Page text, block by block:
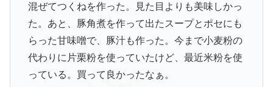
混ぜてつくねを作った。見た目よりも美味しかっ
た。あと、豚角煮を作って出たスープとポセにも
らった甘味噌で、豚汁も作った。今まで小麦粉の
代わりに片栗粉を使っていたけど、最近米粉を使
っている。買って良かったなぁ。